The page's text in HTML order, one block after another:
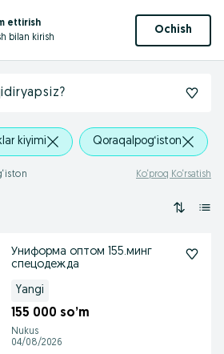
ettirish
bilan kirish
Ochish
kiyimi Qoraqalpog‘iston
Ko‘proq Ko‘rsatish
Униформа оптом 155.минг
спецодежда
Yangi
155 000 so’m
Nukus
04/08/2026